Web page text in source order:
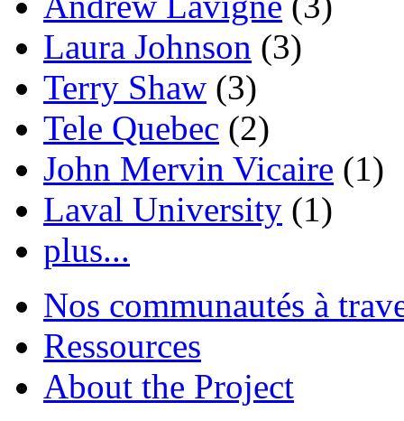
Laura Johnson (3)
Terry Shaw (3)
Tele Quebec (2)
John Mervin Vicaire (1)
Laval University (1)
plus...
Nos communautés à
Ressources
About the Project